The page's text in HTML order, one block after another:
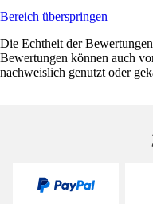
Bereich überspringen
Die Echtheit der
Bewertungen können auch
nachweislich genutzt oder